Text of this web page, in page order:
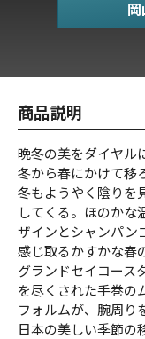
商品説明
晩冬の美をダイヤル
冬から春にかけて移
冬もようやく陰りを
してくる。ほのかな
ザインとシャンパン
感じ取るかすかな春
グランドセイコース
を尽くされた手巻の
フォルムが、腕周り
日本の美しい季節の